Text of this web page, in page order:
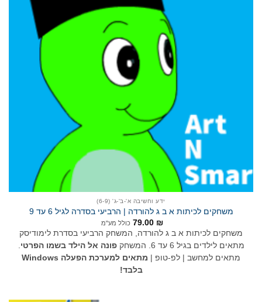
ידע וחשיבה א'-ב'-ג' (6-9)
משחקים לכיתות א ב ג להורדה | הרביעי בסדרה לגיל 6 עד 9
79.00 ₪ כולל מע"מ
משחקים לכיתות א ב ג להורדה, המשחק הרביעי בסדרת לימודיסק
מתאים לילדים בגיל 6 עד 6. המשחק
פונה אל הילד בשמו הפרטי.
מתאים למחשב | לפ-טופ |
מתאים למערכת הפעלה Windows
בלבד!